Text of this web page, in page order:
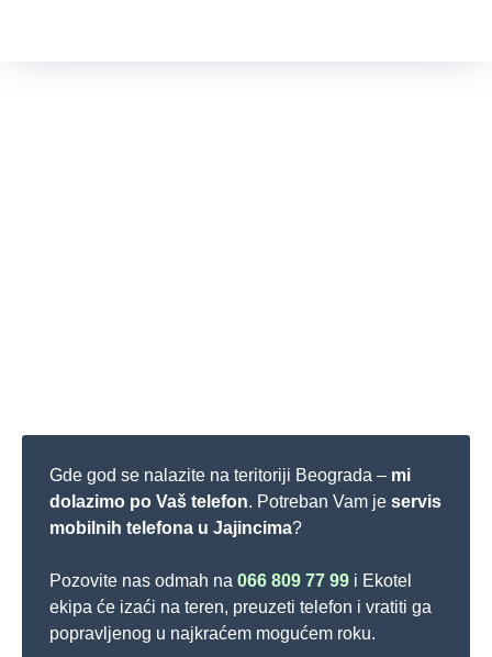
Gde god se nalazite na teritoriji Beograda – mi
dolazimo po Vaš telefon. Potreban Vam je servis
mobilnih telefona u Jajincima?
Pozovite nas odmah na 066 809 77 99 i Ekotel
ekipa će izaći na teren, preuzeti telefon i vratiti ga
popravljenog u najkraćem mogućem roku.